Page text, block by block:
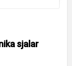
sjalar